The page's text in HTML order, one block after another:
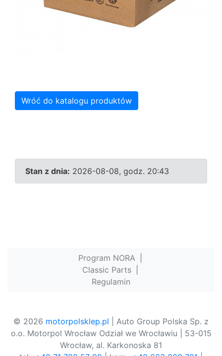
Wróć do katalogu produktów
Stan z dnia: 2026-08-08, godz. 20:43
Program NORA
Classic Parts
Regulamin
© 2026 motorpolsklep.pl | Auto Group Polska Sp. z
o.o. Motorpol Wrocław Odział we Wrocławiu | 53-015
Wrocław, al. Karkonoska 81